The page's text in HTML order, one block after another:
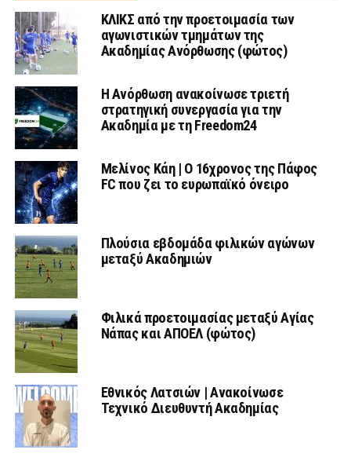
ΚΛΙΚΣ από την προετοιμασία των
αγωνιστικών τμημάτων της
Ακαδημίας Ανόρθωσης (φώτος)
Η Ανόρθωση ανακοίνωσε τριετή
στρατηγική συνεργασία για την
Ακαδημία με τη Freedom24
Μελίνος Κάη | Ο 16χρονος της Πάφος
FC που ζει το ευρωπαϊκό όνειρο
Πλούσια εβδομάδα φιλικών αγώνων
μεταξύ Ακαδημιών
Φιλικά προετοιμασίας μεταξύ Αγίας
Νάπας και ΑΠΟΕΛ (φώτος)
Εθνικός Λατσιών | Ανακοίνωσε
Τεχνικό Διευθυντή Ακαδημίας